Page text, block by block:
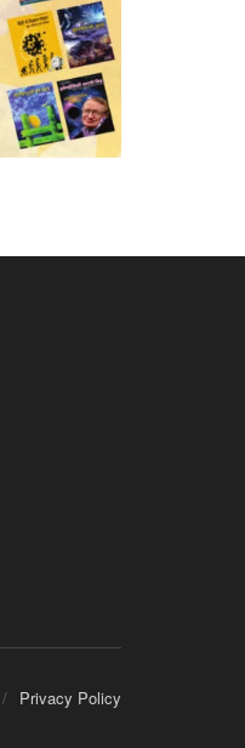
Privacy Policy